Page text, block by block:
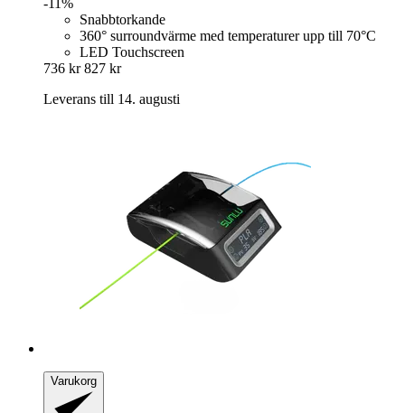
-11%
Snabbtorkande
360° surroundvärme med temperaturer upp till 70°C
LED Touchscreen
736 kr 827 kr
Leverans till 14. augusti
Varukorg